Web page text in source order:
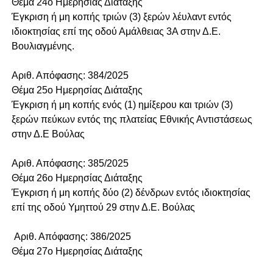
Θέμα 24o Ημερησίας Διάταξης
Έγκριση ή μη κοπής τριών (3) ξερών λέυλαντ εντός
ιδιοκτησίας επί της οδού Αμάλθειας 3Α στην Δ.Ε.
Βουλιαγμένης.
Αριθ. Απόφασης: 384/2025
Θέμα 25o Ημερησίας Διάταξης
Έγκριση ή μη κοπής ενός (1) ημίξερου και τριών (3)
ξερών πεύκων εντός της πλατείας Εθνικής Αντιστάσεως
στην Δ.Ε Βούλας
Αριθ. Απόφασης: 385/2025
Θέμα 26o Ημερησίας Διάταξης
Έγκριση ή μη κοπής δύο (2) δένδρων εντός ιδιοκτησίας
επί της οδού Υμηττού 29 στην Δ.Ε. Βούλας
Αριθ. Απόφασης: 386/2025
Θέμα 27o Ημερησίας Διάταξης